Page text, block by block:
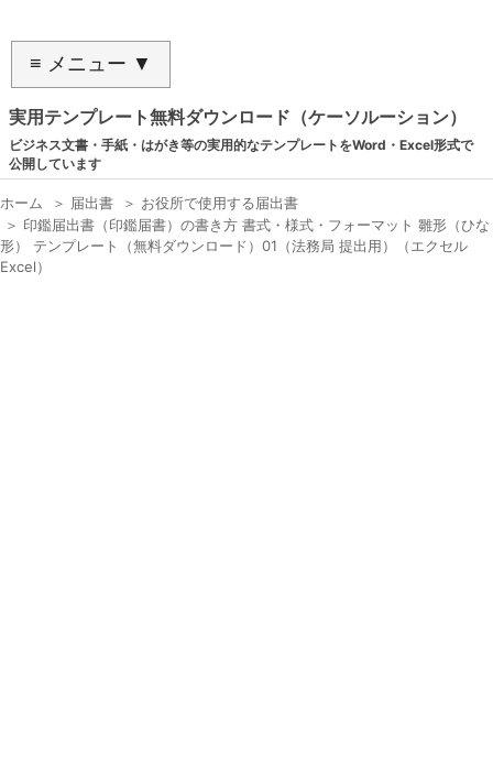
≡ メニュー ▼
実用テンプレート無料ダウンロード（ケーソルーション）
ビジネス文書・手紙・はがき等の実用的なテンプレートをWord・Excel形式で
公開しています
ホーム ＞ 届出書 ＞ お役所で使用する届出書
＞ 印鑑届出書（印鑑届書）の書き方 書式・様式・フォーマット 雛形（ひな
形） テンプレート（無料ダウンロード）01（法務局 提出用）（エクセル
Excel）